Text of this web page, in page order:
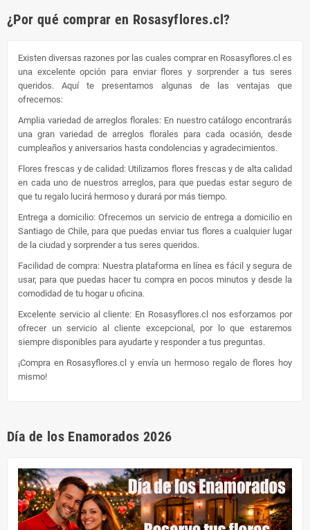
¿Por qué comprar en Rosasyflores.cl?
Existen diversas razones por las cuales comprar en Rosasyflores.cl es
una excelente opción para enviar flores y sorprender a tus seres
queridos. Aquí te presentamos algunas de las ventajas que
ofrecemos:
Amplia variedad de arreglos florales: En nuestro catálogo encontrarás
una gran variedad de arreglos florales para cada ocasión, desde
cumpleaños y aniversarios hasta condolencias y agradecimientos.
Flores frescas y de calidad: Utilizamos flores frescas y de alta calidad
en cada uno de nuestros arreglos, para que puedas estar seguro de
que tu regalo lucirá hermoso y durará por más tiempo.
Entrega a domicilio: Ofrecemos un servicio de entrega a domicilio en
Santiago de Chile, para que puedas enviar tus flores a cualquier lugar
de la ciudad y sorprender a tus seres queridos.
Facilidad de compra: Nuestra plataforma en línea es fácil y segura de
usar, para que puedas hacer tu compra en pocos minutos y desde la
comodidad de tu hogar u oficina.
Excelente servicio al cliente: En Rosasyflores.cl nos esforzamos por
ofrecer un servicio al cliente excepcional, por lo que estaremos
siempre disponibles para ayudarte y responder a tus preguntas.
¡Compra en Rosasyflores.cl y envía un hermoso regalo de flores hoy
mismo!
Día de los Enamorados 2026